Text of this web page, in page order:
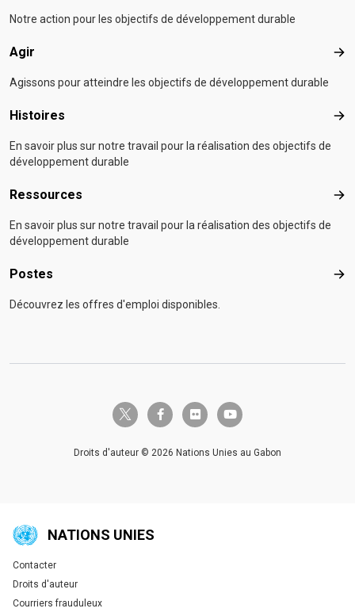
Notre action pour les objectifs de développement durable
Agir Agir
Agissons pour atteindre les objectifs de développement durable
Histoires
En savoir plus sur notre travail pour la réalisation des objectifs de
développement durable
Ressources
En savoir plus sur notre travail pour la réalisation des objectifs de
développement durable
Postes
Découvrez les offres d'emploi disponibles.
twitter-x facebook-fflickr youtube
Droits d'auteur © 2026 Nations Unies au Gabon
NATIONS UNIES
Global U.N. menu
Contacter
Droits d'auteur
Courriers frauduleux